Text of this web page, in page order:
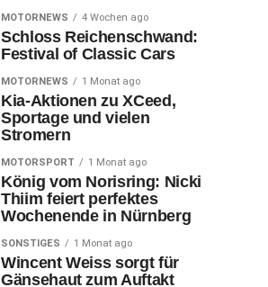
MOTORNEWS 4 Wochen ago
Schloss Reichenschwand:
Festival of Classic Cars
MOTORNEWS 1 Monat ago
Kia-Aktionen zu XCeed,
Sportage und vielen
Stromern
MOTORSPORT 1 Monat ago
König vom Norisring: Nicki
Thiim feiert perfektes
Wochenende in Nürnberg
SONSTIGES 1 Monat ago
Wincent Weiss sorgt für
Gänsehaut zum Auftakt